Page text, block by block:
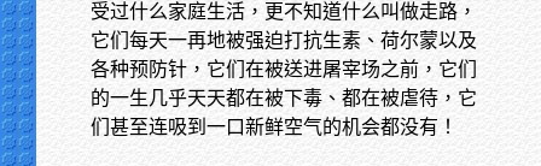
受过什么家庭生活，更不知道什么叫做走路，
它们每天一再地被强迫打抗生素、荷尔蒙以及
各种预防针，它们在被送进屠宰场之前，它们
的一生几乎天天都在被下毒、都在被虐待，它
们甚至连吸到一口新鲜空气的机会都没有！